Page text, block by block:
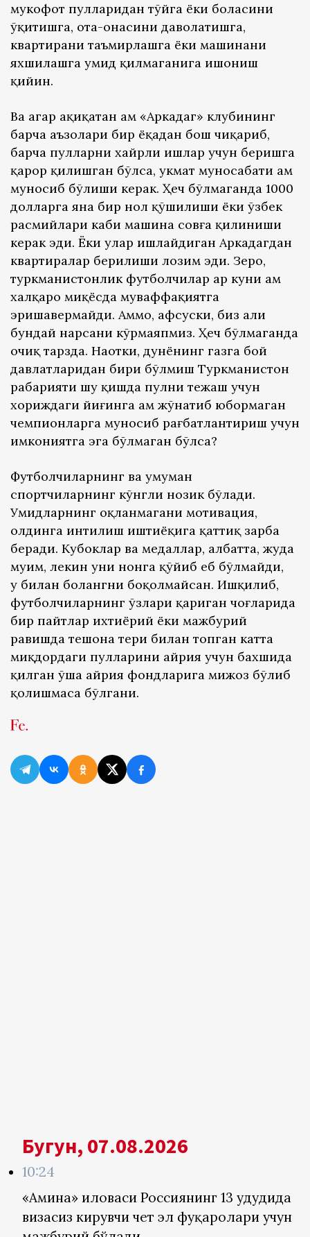
мукофот пулларидан тўйга ёки боласини
ўқитишга, ота-онасини даволатишга,
квартирани таъмирлашга ёки машинани
яхшилашга умид қилмаганига ишониш
қийин.
Ва агар ҳақиқатан ҳам «Аркадаг» клубининг
барча аъзолари бир ёқадан бош чиқариб,
барча пулларни хайрли ишлар учун беришга
қарор қилишган бўлса, ҳукмат муносабати ҳам
муносиб бўлиши керак. Ҳеч бўлмаганда 1000
долларга яна бир нол қўшилиши ёки ўзбек
расмийлари каби машина совға қилиниши
керак эди. Ёки улар ишлайдиган Аркадагдан
квартиралар берилиши лозим эди. Зеро,
туркманистонлик футболчилар ҳар куни ҳам
халқаро миқёсда муваффақиятга
эришавермайди. Аммо, афсуски, биз ҳали
бундай нарсани кўрмаяпмиз. Ҳеч бўлмаганда
очиқ тарзда. Наҳотки, дунёнинг газга бой
давлатларидан бири бўлмиш Туркманистон
раҳбарияти шу қишда пулни тежаш учун
хориждаги йиғинга ҳам жўнатиб юбормаган
чемпионларга муносиб рағбатлантириш учун
имкониятга эга бўлмаган бўлса?
Футболчиларнинг ва умуман
спортчиларнинг кўнгли нозик бўлади.
Умидларнинг оқланмагани мотивация,
олдинга интилиш иштиёқига қаттиқ зарба
беради. Кубоклар ва медаллар, албатта, жуда
муҳим, лекин уни нонга қўйиб еб бўлмайди,
у билан болангни боқолмайсан. Ишқилиб,
футболчиларнинг ўзлари қариган чоғларида
бир пайтлар ихтиёрий ёки мажбурий
равишда тешона тери билан топган катта
миқдордаги пулларини ҳайрия учун бахшида
қилган ўша ҳайрия фондларига мижоз бўлиб
қолишмаса бўлгани.
Бугун, 07.08.2026
10:24
«Амина» иловаси Россиянинг 13 ҳудудида
визасиз кирувчи чет эл фуқаролари учун